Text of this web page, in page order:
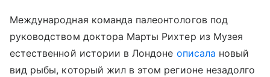
Международная команда палеонтологов под
руководством доктора Марты Рихтер из Музея
естественной истории в Лондоне описала новый
вид рыбы, который жил в этом регионе незадолго